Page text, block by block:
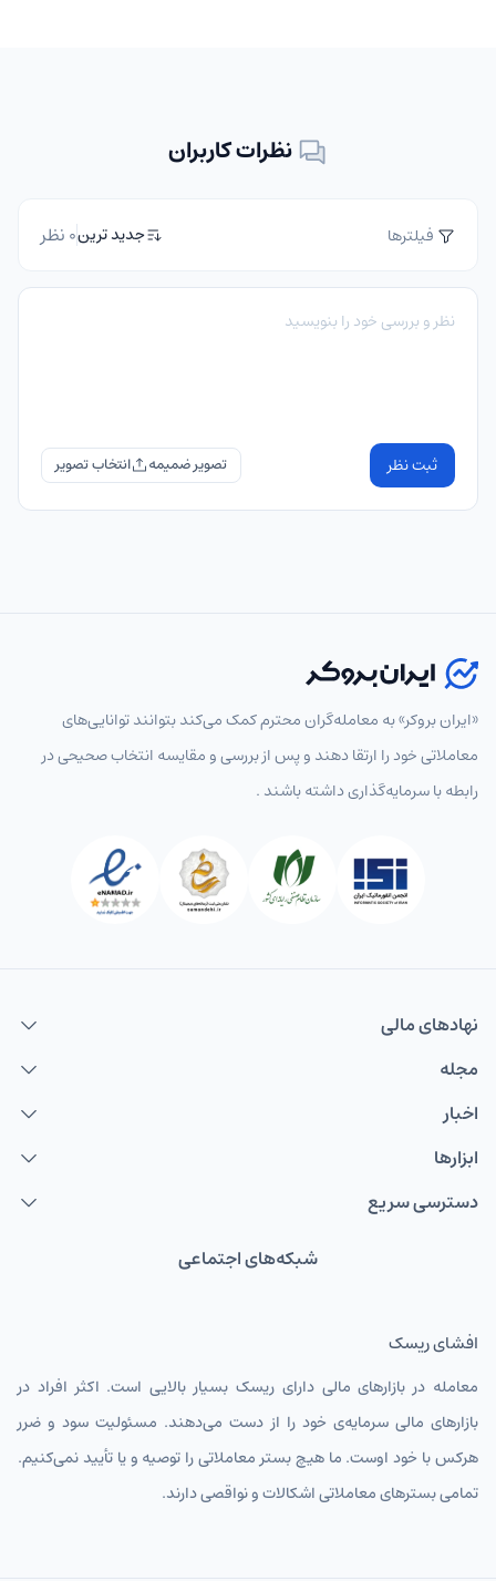
نظرات کاربران
فیلترها جدید ترین0 نظر
ثبت نظر تصویر ضمیمه
«ایران بروکر» به معامله‌گران محترم کمک می‌کند بتوانند توانایی‌های
معاملاتی خود را ارتقا دهند و پس از بررسی و مقایسه انتخاب‌ صحیحی در
رابطه با سرمایه‌گذاری داشته باشند .
نهاد‌های مالی
مجله
اخبار
ابزارها
دسترسی سریع
شبکه‌های اجتماعی
افشای ریسک
معامله در بازارهای مالی دارای ریسک بسیار بالایی است. اکثر افراد در
بازارهای مالی سرمایه‌ی خود را از دست می‌دهند. مسئولیت سود و ضرر
هرکس با خود اوست. ما هیچ بستر معاملاتی را توصیه و یا تأیید نمی‌کنیم.
تمامی بسترهای معاملاتی اشکالات و نواقصی دارند.